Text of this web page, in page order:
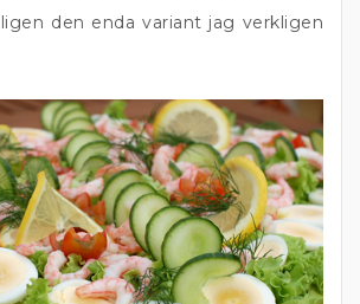
den enda variant jag verkligen